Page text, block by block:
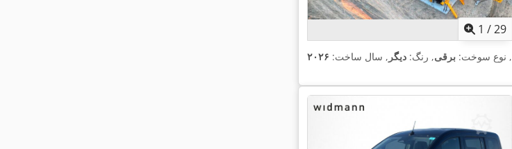
1 /29
, نوع سوخت: برقی, رنگ: دیگر , سال ساخت: ۲۰۲۶